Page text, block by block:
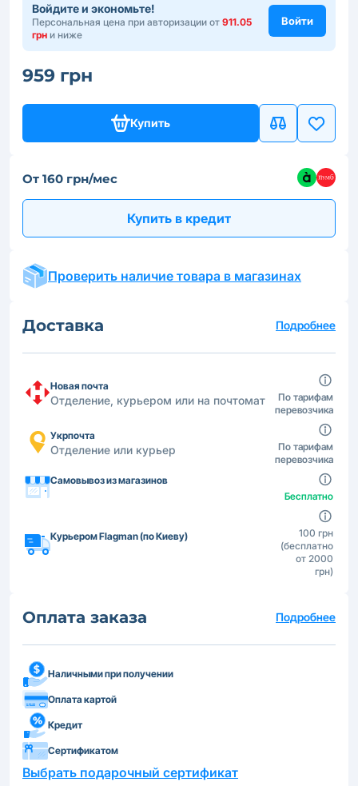
Войдите и экономьте!
Персональная цена при авторизации от 911.05
грн и ниже
Войти
959 грн
Купить
От 160 грн/мес
Купить в кредит
Проверить наличие товара в магазинах
Доставка Подробнее
Новая почта
Отделение, курьером или на почтомат
По тарифам
перевозчика
Укрпочта
Отделение или курьер
По тарифам
перевозчика
Самовывоз из магазинов
Бесплатно
Курьером Flagman (по Киеву)
100 грн
(бесплатно
от 2000
грн)
Оплата заказа Подробнее
Наличными при получении
Оплата картой
Кредит
Сертификатом
Выбрать подарочный сертификат